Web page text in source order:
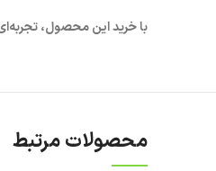
با خرید این محصول،
محصولات مرتبط